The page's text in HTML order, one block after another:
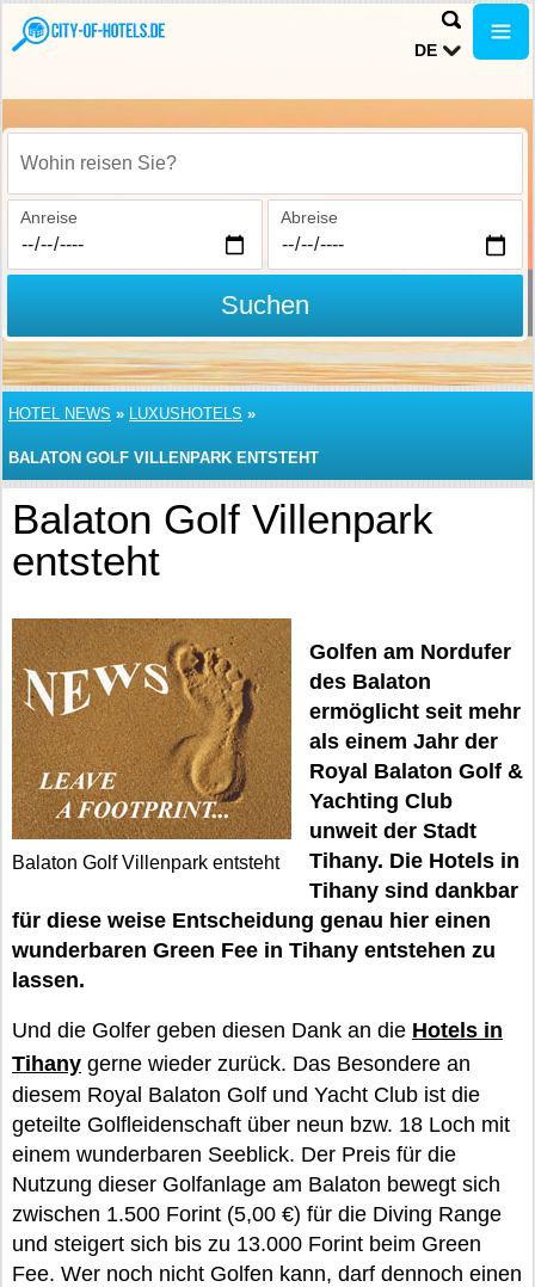
DE
Wohin reisen Sie?
Anreise Abreise
Suchen
HOTEL NEWS » LUXUSHOTELS »
BALATON GOLF VILLENPARK ENTSTEHT
Balaton Golf Villenpark
entsteht
Balaton Golf Villenpark entsteht
Golfen am Nordufer
des Balaton
ermöglicht seit mehr
als einem Jahr der
Royal Balaton Golf &
Yachting Club
unweit der Stadt
Tihany. Die Hotels in
Tihany sind dankbar
für diese weise Entscheidung genau hier einen
wunderbaren Green Fee in Tihany entstehen zu
lassen.
Und die Golfer geben diesen Dank an die Hotels in
Tihany gerne wieder zurück. Das Besondere an
diesem Royal Balaton Golf und Yacht Club ist die
geteilte Golfleidenschaft über neun bzw. 18 Loch mit
einem wunderbaren Seeblick. Der Preis für die
Nutzung dieser Golfanlage am Balaton bewegt sich
zwischen 1.500 Forint (5,00 €) für die Diving Range
und steigert sich bis zu 13.000 Forint beim Green
Fee. Wer noch nicht Golfen kann, darf dennoch einen